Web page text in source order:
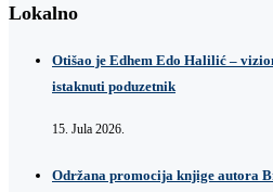
Lokalno
Otišao je Edhem Edo Halilić –
istaknuti poduzetnik
15. Jula 2026.
Održana promocija knjige autora